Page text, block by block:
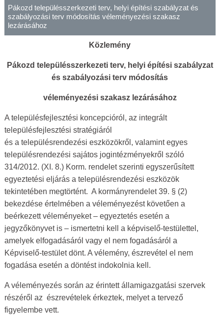
Pákozd településszerkezeti terv, helyi építési szabályzat és
szabályozási terv módosítás véleményezési szakasz
lezárásához
Közlemény
Pákozd településszerkezeti terv, helyi építési szabályzat
és szabályozási terv módosítás
véleményezési szakasz lezárásához
A településfejlesztési koncepcióról, az integrált
településfejlesztési stratégiáról
és a településrendezési eszközökről, valamint egyes
településrendezési sajátos jogintézményekről szóló
314/2012. (XI. 8.) Korm. rendelet szerinti egyszerűsített
egyeztetési eljárás a településrendezési eszközök
tekintetében megtörtént. A kormányrendelet 39. § (2)
bekezdése értelmében a véleményezést követően a
beérkezett véleményeket – egyeztetés esetén a
jegyzőkönyvet is – ismertetni kell a képviselő-testülettel,
amelyek elfogadásáról vagy el nem fogadásáról a
Képviselő-testület dönt. A vélemény, észrevétel el nem
fogadása esetén a döntést indokolnia kell.
A véleményezés során az érintett államigazgatási szervek
részéről az észrevételek érkeztek, melyet a tervező
figyelembe vett.